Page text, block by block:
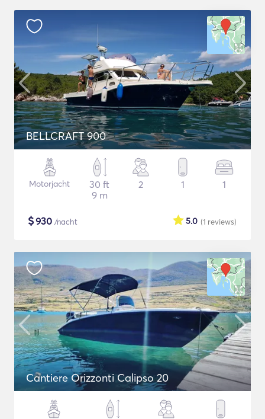
BELLCRAFT 900
Motorjacht
30 ft
9 m
2 1 1
$930 /nacht (1 reviews)
5.0
Cantiere Orizzonti Calipso 20